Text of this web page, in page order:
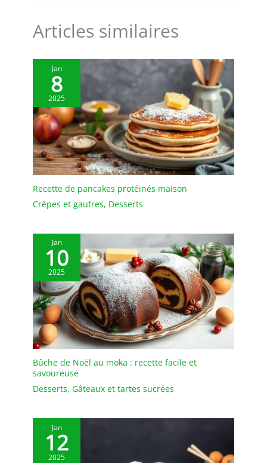
Articles similaires
Jan
8
2025
Recette de pancakes protéinés maison
Crêpes et gaufres, Desserts
Jan
10
2025
Bûche de Noël au moka : recette facile et
savoureuse
Desserts, Gâteaux et tartes sucrées
Jan
12
2025